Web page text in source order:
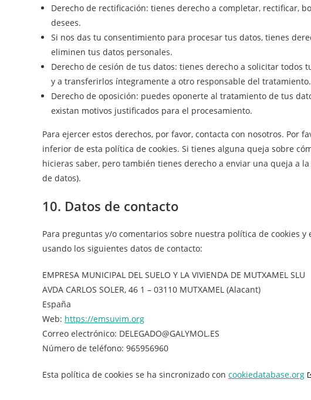
Derecho de rectificación: tienes derecho a completar, rectificar,
desees.
Si nos das tu consentimiento para procesar tus datos, tienes
eliminen tus datos personales.
Derecho de cesión de tus datos: tienes derecho a solicitar
y a transferirlos íntegramente a otro responsable del tratamiento.
Derecho de oposición: puedes oponerte al tratamiento de tus
existan motivos justificados para el procesamiento.
Para ejercer estos derechos, por favor, contacta con nosotros. Por
inferior de esta política de cookies. Si tienes alguna queja sobre
hicieras saber, pero también tienes derecho a enviar una queja a
de datos).
10. Datos de contacto
Para preguntas y/o comentarios sobre nuestra política de cookies
usando los siguientes datos de contacto:
EMPRESA MUNICIPAL DEL SUELO Y LA VIVIENDA DE MUTXAMEL SLU
AVDA CARLOS SOLER, 46 1 – 03110 MUTXAMEL (Alacant)
España
Web: https://emsuvim.org
Correo electrónico: DELEGADO@GALYMOL.ES
Número de teléfono: 965956960
Esta política de cookies se ha sincronizado con cookiedatabase.org